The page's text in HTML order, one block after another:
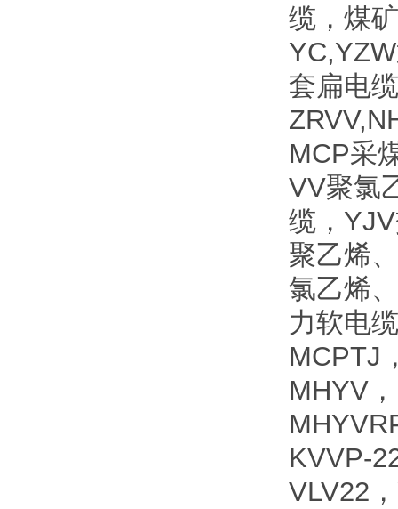
缆，煤
套扁电
MCP采
VV聚氯
缆，
聚乙烯
氯乙烯
力软电
MCPTJ
MHYV
KVVP-
VLV22